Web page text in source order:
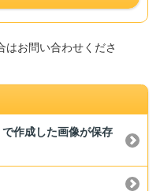
はお問い合わせくださ
で作成した画像が保存